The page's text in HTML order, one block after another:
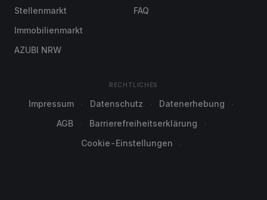
Stellenmarkt
Immobilienmarkt
AZUBI NRW
FAQ
RECHTLICHES
Impressum Datenschutz
Datenerhebung
AGB
Barrierefreiheitserklärung
Cookie-Einstellungen